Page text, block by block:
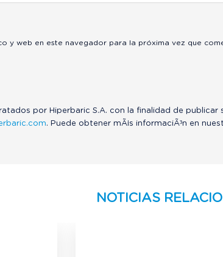
y web en este navegador para la próxima vez que
por Hiperbaric S.A. con la finalidad de
. Puede obtener mÃ¡s informaciÃ³n en
NOTICIAS